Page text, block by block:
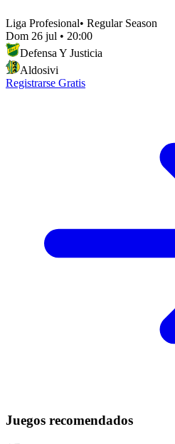
Liga Profesional• Regular Season
Dom 26 jul • 20:00
Defensa Y Justicia
Aldosivi
Registrarse Gratis
Juegos recomendados